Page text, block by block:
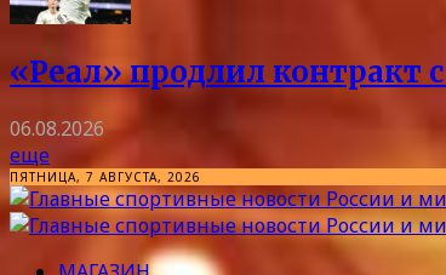
«Реал» продлил контракт
06.08.2026
еще
ПЯТНИЦА, 7 АВГУСТА, 2026